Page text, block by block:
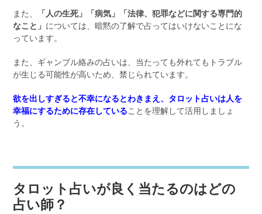
また、
「人の生死」「病気」「法律、犯罪などに関する専門的
なこと」 については、暗黙の了解で占ってはいけないことにな
っています。
また、ギャンブル絡みの占いは、当たっても外れてもトラブル
が生じる可能性が高いため、禁じられています。
欲を出しすぎると不幸になるとわきまえ、タロット占いは人を
幸福にするために存在していることを理解して活用しましょ
う。
タロット占いが良く当たるのはどの
占い師？